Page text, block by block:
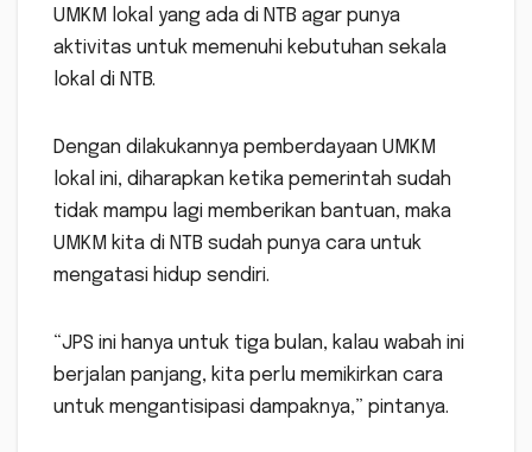
UMKM lokal yang ada di NTB agar punya
aktivitas untuk memenuhi kebutuhan sekala
lokal di NTB.
Dengan dilakukannya pemberdayaan UMKM
lokal ini, diharapkan ketika pemerintah sudah
tidak mampu lagi memberikan bantuan, maka
UMKM kita di NTB sudah punya cara untuk
mengatasi hidup sendiri.
“JPS ini hanya untuk tiga bulan, kalau wabah ini
berjalan panjang, kita perlu memikirkan cara
untuk mengantisipasi dampaknya,” pintanya.